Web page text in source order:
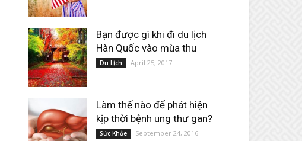
Bạn được gì khi đi du lịch
Hàn Quốc vào mùa thu
Du Lịch April 25, 2017
Làm thế nào để phát hiện
kịp thời bệnh ung thư gan?
Sức Khỏe September 24, 2016